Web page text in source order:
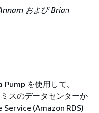
および Brian
を使用して、
スのデータセンターか
(Amazon RDS)